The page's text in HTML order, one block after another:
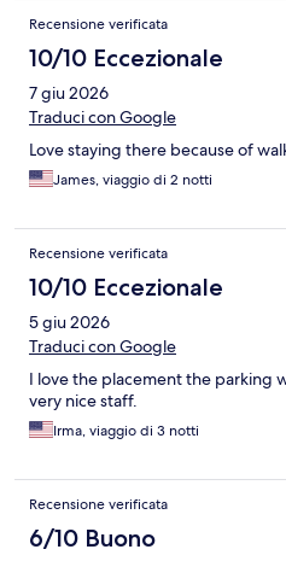
Recensione verificata
10/10 Eccezionale
7 giu 2026
Traduci con Google
Love staying there because of
James, viaggio di 2 notti
Recensione verificata
10/10 Eccezionale
5 giu 2026
Traduci con Google
I love the placement the parking
very nice staff.
Irma, viaggio di 3 notti
Recensione verificata
6/10 Buono